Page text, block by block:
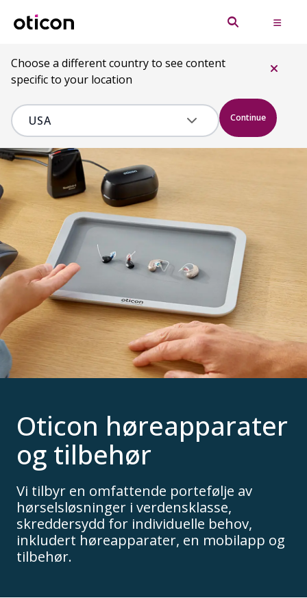
Choose a different country to see content
specific to your location
Continue
Oticon høreapparater
og tilbehør
Vi tilbyr en omfattende portefølje av
hørselsløsninger i verdensklasse,
skreddersydd for individuelle behov,
inkludert høreapparater, en mobilapp og
tilbehør.